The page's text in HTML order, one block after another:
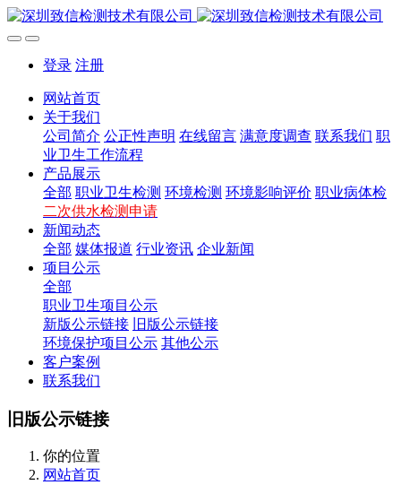
登录 注册
网站首页
关于我们
公司简介 公正性声明 在线留言 满意度调查 联系我们 职
业卫生工作流程
产品展示
全部 职业卫生检测 环境检测 环境影响评价 职业病体检
二次供水检测申请
新闻动态
全部 媒体报道 行业资讯 企业新闻
项目公示
全部
职业卫生项目公示
新版公示链接
旧版公示链接
环境保护项目公示 其他公示
客户案例
联系我们
旧版公示链接
你的位置
网站首页